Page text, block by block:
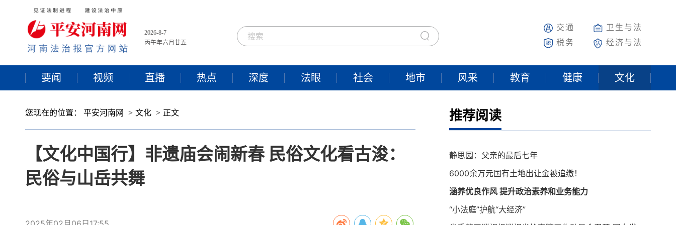
2026-8-7
丙午年六月廿五
交通
卫生与法
税务
经济与法
要闻 视频 直播 热点 深度 法眼 社会 地市 风采 教育 健康 文化
您现在的位置： 平安河南网 文化 正文
【文化中国行】非遗庙会闹新春 民俗文化看古浚：
民俗与山岳共舞
推荐阅读
静思园：父亲的最后七年
6000余万元国有土地出让金被追缴！
涵养优良作风 提升政治素养和业务能力
“小法庭”护航“大经济”